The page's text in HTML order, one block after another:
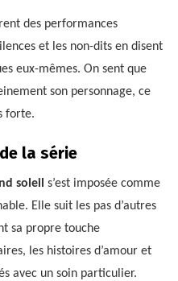
des performances
et les non-dits en disent
eux-mêmes. On sent que
son personnage, ce
forte.
la série
soleil s’est imposée comme
Elle suit les pas d’autres
sa propre touche
les histoires d’amour et
avec un soin particulier.